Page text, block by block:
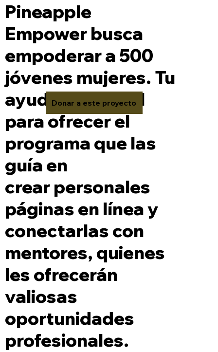
Pineapple
Empower busca
empoderar a 500
jóvenes mujeres. Tu
ayuda es crucial
para ofrecer el
programa que las
guía en
crear personales
páginas en línea y
conectarlas con
mentores, quienes
les ofrecerán
valiosas
oportunidades
profesionales.
Donar a este proyecto